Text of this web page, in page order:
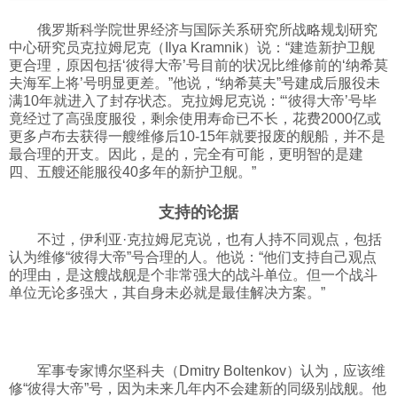
俄罗斯科学院世界经济与国际关系研究所战略规划研究
中心研究员克拉姆尼克（Ilya Kramnik）说：“建造新护卫舰
更合理，原因包括‘彼得大帝’号目前的状况比维修前的‘纳希莫
夫海军上将’号明显更差。”他说，“纳希莫夫”号建成后服役未
满10年就进入了封存状态。克拉姆尼克说：“‘彼得大帝’号毕
竟经过了高强度服役，剩余使用寿命已不长，花费2000亿或
更多卢布去获得一艘维修后10-15年就要报废的舰船，并不是
最合理的开支。因此，是的，完全有可能，更明智的是建
四、五艘还能服役40多年的新护卫舰。”
支持的论据
不过，伊利亚·克拉姆尼克说，也有人持不同观点，包括
认为维修“彼得大帝”号合理的人。他说：“他们支持自己观点
的理由，是这艘战舰是个非常强大的战斗单位。但一个战斗
单位无论多强大，其自身未必就是最佳解决方案。”
军事专家博尔坚科夫（Dmitry Boltenkov）认为，应该维
修“彼得大帝”号，因为未来几年内不会建新的同级别战舰。他